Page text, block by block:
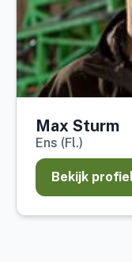
Max Sturm
Ens (Fl.)
Bekijk